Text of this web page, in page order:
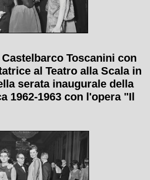
Toscanini con
al Teatro alla Scala in
serata inaugurale della
1962-1963 con l'opera "Il
con la regia di